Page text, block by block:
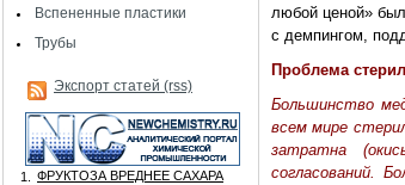
Вспененные пластики
Трубы
Экспорт статей (rss)
1.
ФРУКТОЗА ВРЕДНЕЕ САХАРА
любой ценой»
с демпингом,
Проблема
Большинство
всем мире
затратна
согласований.